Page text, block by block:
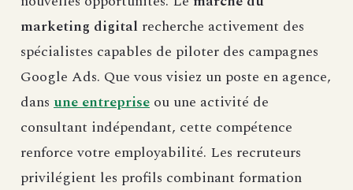
marketing digital recherche activement des
spécialistes capables de piloter des campagnes
Google Ads. Que vous visiez un poste en agence,
dans une entreprise ou une activité de
consultant indépendant, cette compétence
renforce votre employabilité. Les recruteurs
privilégient les profils combinant formation